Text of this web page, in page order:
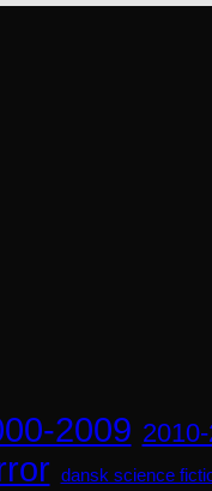
2009
dansk science